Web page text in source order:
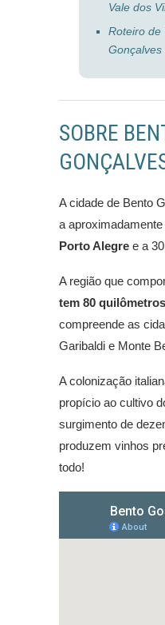
Vale dos
Roteiro de
Gonçalves
SOBRE
A cidade de Bento
a aproximadamente
Porto Alegre e a
A região que
tem 80
compreende as
Garibaldi e Monte
A colonização
propício ao cultivo
surgimento de
produzem vinhos
todo!